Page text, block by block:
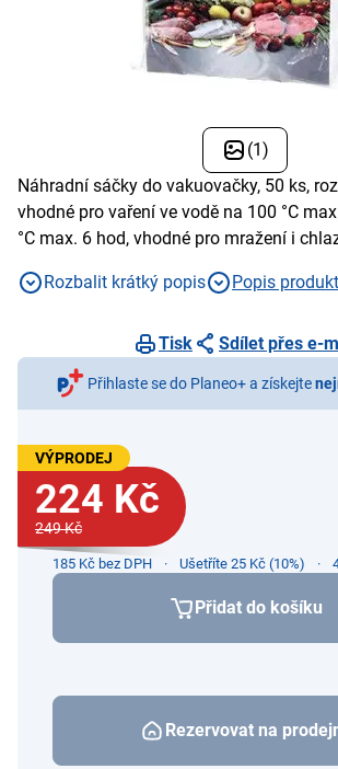
(1)
Náhradní sáčky do vakuovačky, 50 ks,
vhodné pro vaření ve vodě na 100 °C
°C max. 6 hod, vhodné pro mražení i
Rozbalit krátký popis
Popis
Tisk Sdílet přes e-
Přihlaste se do Planeo+ a získejte
VÝPRODEJ
224 Kč
249 Kč
185 Kč bez DPH Ušetříte 25 Kč (10%)
Přidat do košíku
Rezervovat na